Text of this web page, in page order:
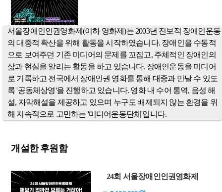
서울장애인인권영화제(이하 영화제)는 2003년 진보적 장애인운동
의 대중적 확산을 위해 활동을 시작하였습니다. 장애인을 수동적
으로 보여주던 기존 미디어의 문제를 꼬집고, 주체적인 장애인의
삶과 현실을 알리는 활동을 하고 있습니다. 장애인운동을 미디어
로 기록하고 전국에서 장애인권 영화를 통해 대중과 만날 수 있도
록 '공동체상영'을 진행하고 있습니다. 영화 내 수어 통역, 음성 해
설, 자막해설을 제공하고 있으며 누구도 배제되지 않는 환경을 위
해 지속적으로 고민하는 '미디어운동단체'입니다.
개설한 후원함
24회 서울장애인인권영화제